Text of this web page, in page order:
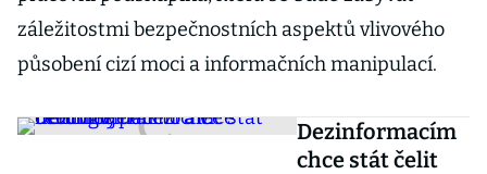
záležitostmi bezpečnostních aspektů vlivového
působení cizí moci a informačních manipulací.
Dezinformacím
chce stát čelit